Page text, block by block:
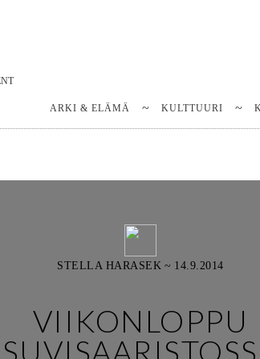
Jussila
ARKI & ELÄMÄ KULTTUURI
STELLA HARASEK ~ 14.9.2014
VIIKONLOPPU